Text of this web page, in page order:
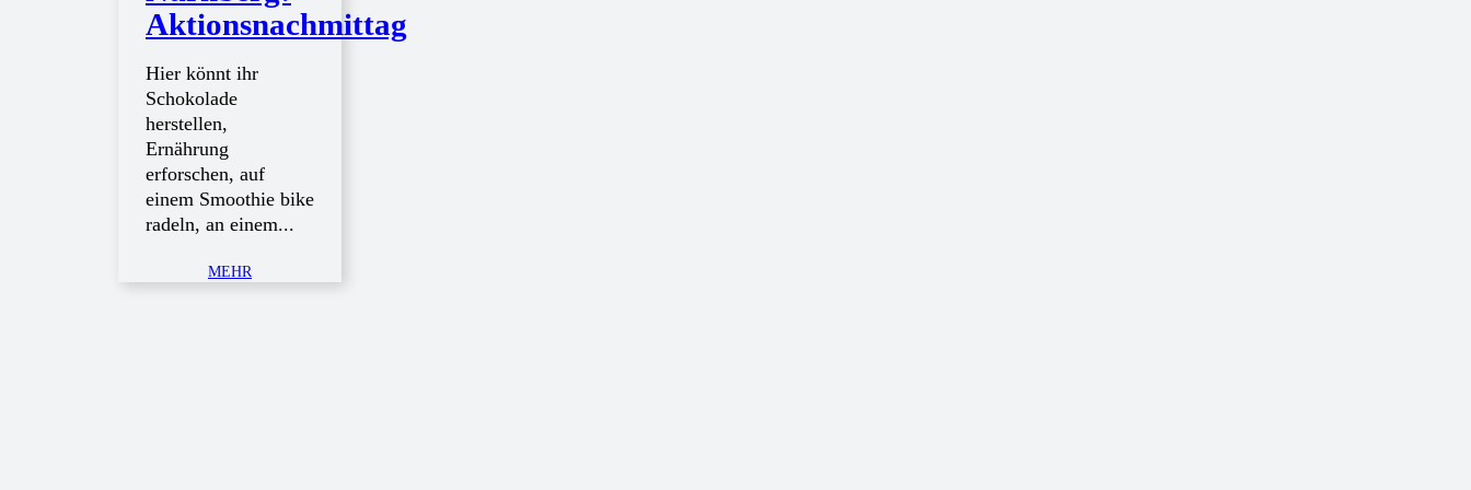
Aktionsnachmittag
Hier könnt ihr
Schokolade
herstellen,
Ernährung
erforschen, auf
einem Smoothie bike
radeln, an einem...
MEHR